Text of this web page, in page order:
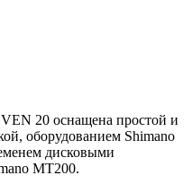
20 оснащена простой и
оборудованием Shimano
дисковыми
MT200.